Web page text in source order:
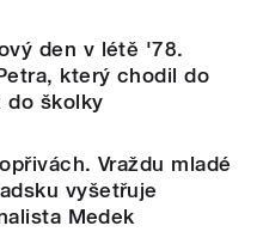
den v létě '78.
který chodil do
do školky
Vraždu mladé
vyšetřuje
Medek